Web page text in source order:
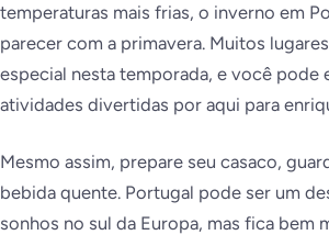
temperaturas mais frias, o inverno em
parecer com a primavera. Muitos
especial nesta temporada, e você pode
atividades divertidas por aqui para
Mesmo assim, prepare seu casaco,
bebida quente. Portugal pode ser um
sonhos no sul da Europa, mas fica bem